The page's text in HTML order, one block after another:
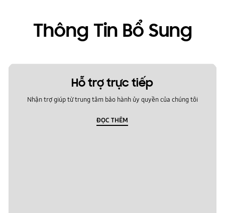
Thông Tin Bổ Sung
Hỗ trợ trực tiếp
Nhận trợ giúp từ trung tâm bảo hành ủy quyền của chúng tôi
ĐỌC THÊM